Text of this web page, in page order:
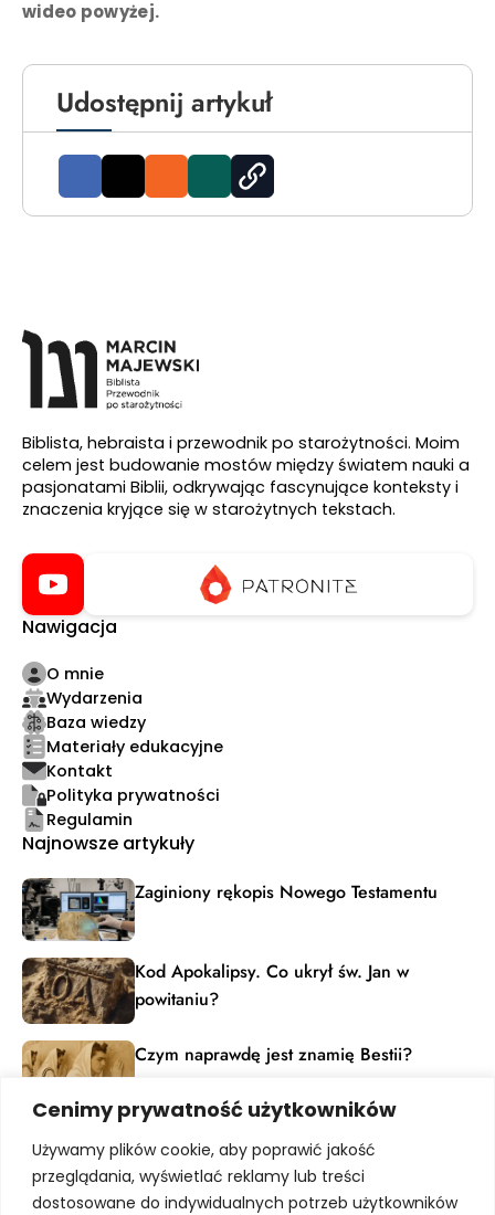
Cenimy prywatność użytkowników
Używamy plików cookie, aby poprawić jakość
przeglądania, wyświetlać reklamy lub treści
dostosowane do indywidualnych potrzeb użytkowników
wideo powyżej.
Udostępnij artykuł
Biblista, hebraista i przewodnik po starożytności. Moim
celem jest budowanie mostów między światem nauki a
pasjonatami Biblii, odkrywając fascynujące konteksty i
znaczenia kryjące się w starożytnych tekstach.
Nawigacja
O mnie
Wydarzenia
Baza wiedzy
Materiały edukacyjne
Kontakt
Polityka prywatności
Regulamin
Najnowsze artykuły
Zaginiony rękopis Nowego Testamentu
Kod Apokalipsy. Co ukrył św. Jan w
powitaniu?
Czym naprawdę jest znamię Bestii?
Materiały edukacyjne
Dołącz do grona pasjonatów dziedzictwa ludzkiej
kultury. Zapisz się, by otrzymywać powiadomienia o
nowych artykułach, nadchodzących webinarach i